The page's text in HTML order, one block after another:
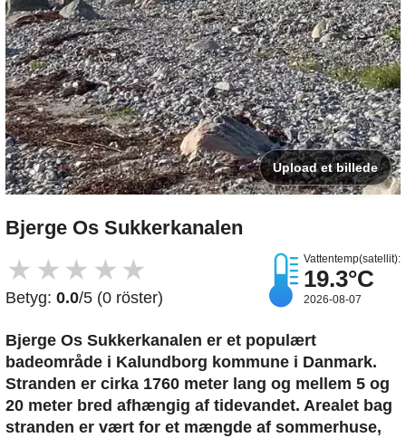
Upload et billede
Bjerge Os Sukkerkanalen
★ ★ ★ ★ ★
Betyg: 0.0/5 (0 röster)
Vattentemp(satellit):
19.3°C
2026-08-07
Bjerge Os Sukkerkanalen er et populært
badeområde i Kalundborg kommune i Danmark.
Stranden er cirka 1760 meter lang og mellem 5 og
20 meter bred afhængig af tidevandet. Arealet bag
stranden er vært for et mængde af sommerhuse,